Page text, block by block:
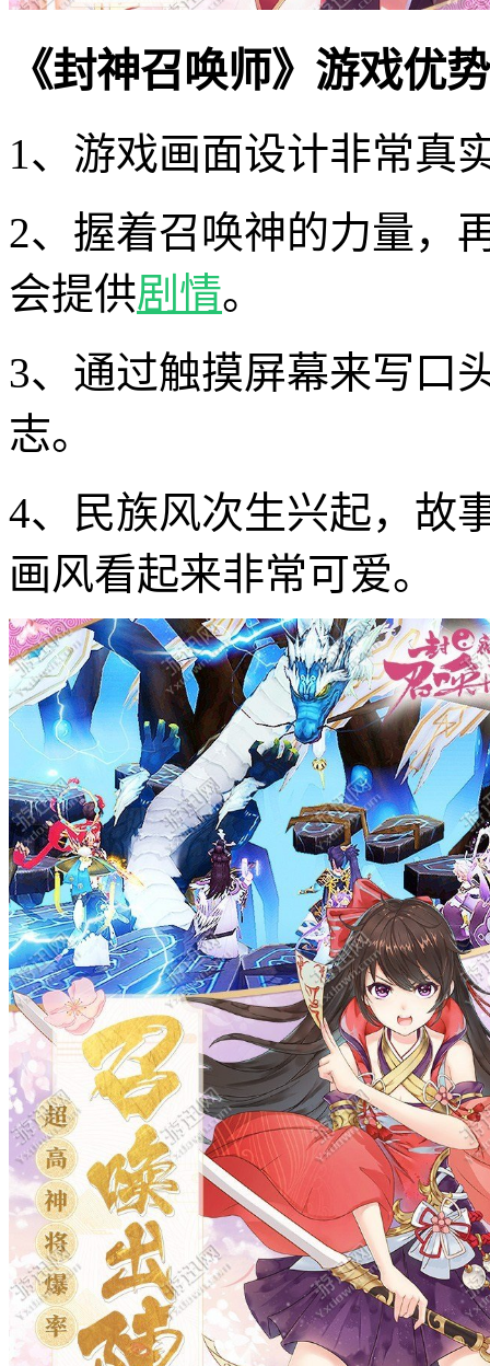
《封神召唤师》游戏优
1、游戏画面设计非常真
2、握着召唤神的力量，
会提供剧情。
3、通过触摸屏幕来写口
志。
4、民族风次生兴起，故
画风看起来非常可爱。